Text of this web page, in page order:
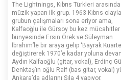
The Lightnings, Kıbrıs Türkleri arasında
müzik yapan ilk grup. 1963 Kıbrıs
grubun çalışmaları sona eriyor ama,
Kalfaoğlu ile Gürsoy bu kez mücahitler
bünyesinde Ersin Örek ve Süleyman
İbrahim’le bir araya gelip ‘Bayrak
değiştirerek 1970’e kadar yoluna
Aydın Kalfaoğlu (gitar, vokal), Erdinç
Denktaş’ın oğlu Raif (bas gitar,
Ankara’da adlarını Sıla 4 yapıyor.